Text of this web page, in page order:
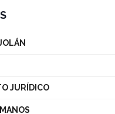
JURÍDICO